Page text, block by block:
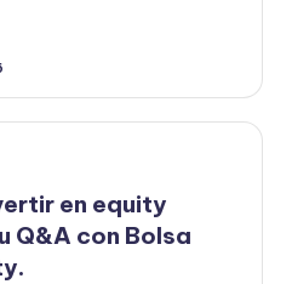
en equity
Q&A con Bolsa